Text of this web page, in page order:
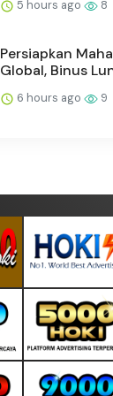
5 hours ago 8
Persiapkan
Global, Binus
6 hours ago 9